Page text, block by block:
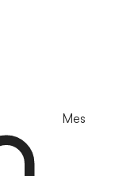
Mes